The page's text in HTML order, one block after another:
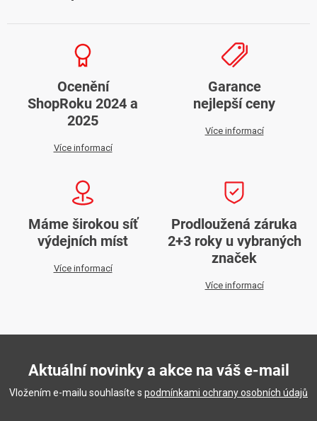
Ocenění
ShopRoku 2024 a
2025
Více informací
Garance
nejlepší ceny
Více informací
Máme širokou síť
výdejních míst
Více informací
Prodloužená záruka
2+3 roky u vybraných
značek
Více informací
Aktuální novinky a akce na váš e-mail
Vložením e-mailu souhlasíte s podmínkami ochrany osobních údajů